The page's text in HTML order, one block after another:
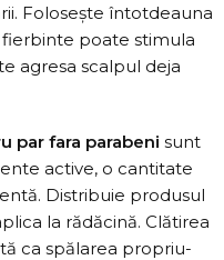
Folosește întotdeauna
poate stimula
agresa scalpul deja
par fara parabeni sunt
active, o cantitate
Distribuie produsul
la rădăcină. Clătirea
ca spălarea propriu-